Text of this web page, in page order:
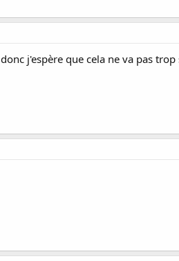
donc j'espère que cela ne va pas